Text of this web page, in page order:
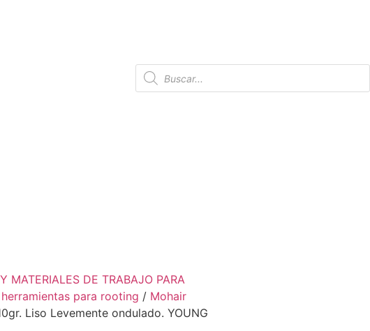
MATERIALES DE TRABAJO PARA
para rooting / Mohair
Liso Levemente ondulado. YOUNG